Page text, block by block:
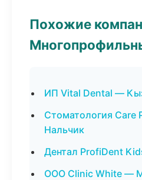
Похожие
ИП Vital Dental —
Стоматология Care
Нальчик
Дентал ProfiDent
ООО Clinic White —